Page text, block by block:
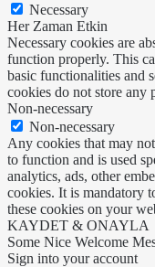
Necessary
Her Zaman Etkin
Necessary cookies are
function properly. This
basic functionalities and
cookies do not store any
Non-necessary
Non-necessary
Any cookies that may
to function and is used
analytics, ads, other
cookies. It is mandatory
these cookies on your
KAYDET & ONAYLA
Some Nice Welcome
Sign into your account